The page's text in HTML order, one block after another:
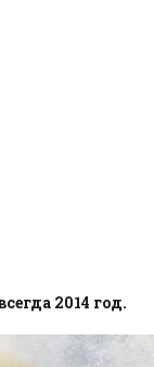
2014 год.